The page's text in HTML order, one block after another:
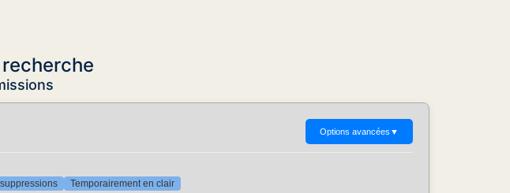
Options avancées ▼
Temporairement en clair